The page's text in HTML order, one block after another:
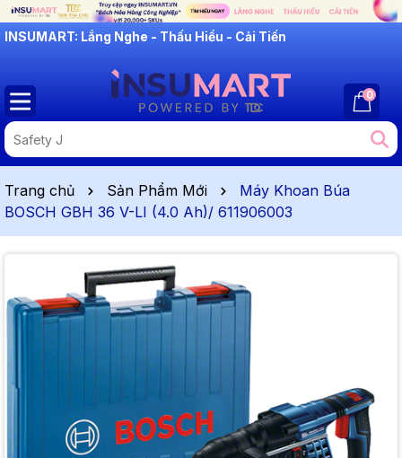
INSUMART: Lắng Nghe - Thấu Hiểu - Cải Tiến
0
Trang chủ Sản Phẩm Mới
Máy Khoan Búa
BOSCH GBH 36 V-LI (4.0 Ah)/ 611906003